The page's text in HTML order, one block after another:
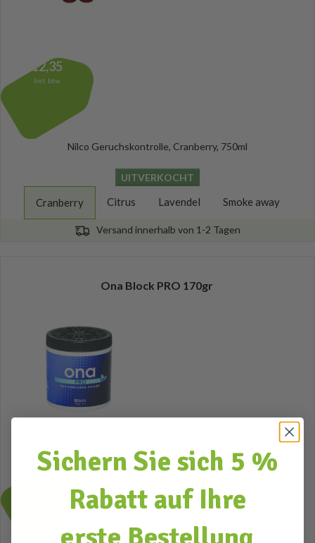
12,35
Incl. btw
Nilco Geruchskontrolle, Cranberry, 750ml
UITVERKOCHT
Cranberry Citrus Lavendel Smoke away
Versand innerhalb von 1-2 Tagen
Ona Block PRO 170gr
11,64
Sichern Sie sich 5 %
Rabatt auf Ihre